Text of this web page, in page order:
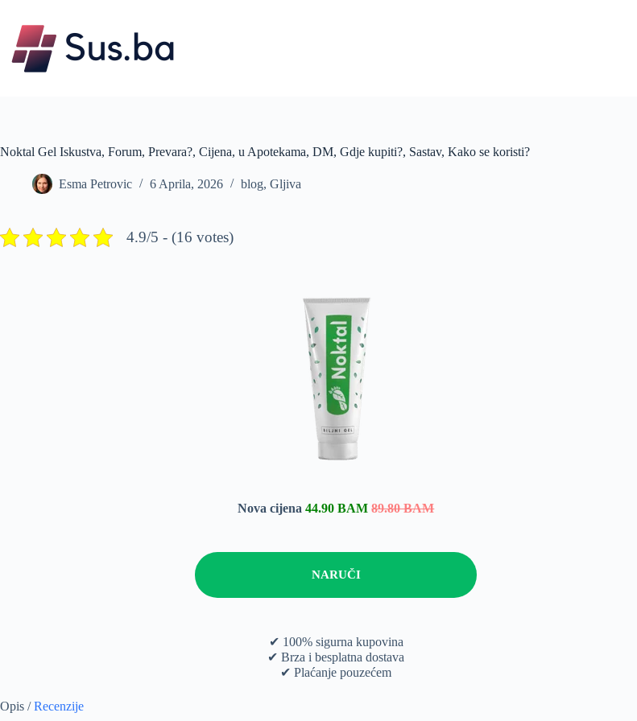
content
Noktal Gel Iskustva, Forum, Prevara?, Cijena, u Apotekama, DM, Gdje kupiti?, Sastav, Kako se koristi?
Esma Petrovic 6 Aprila, 2026 blog, Gljiva
4.9/5 - (16 votes)
Nova cijena44.90 BAM 89.80 BAM
NARUČI
✔ 100% sigurna kupovina
✔ Brza i besplatna dostava
✔ Plaćanje pouzećem
Opis /Recenzije